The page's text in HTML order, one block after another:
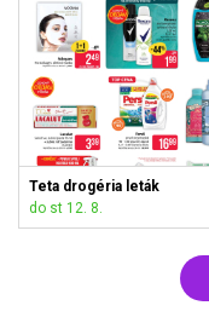
Teta drogéria leták
do st 12. 8.